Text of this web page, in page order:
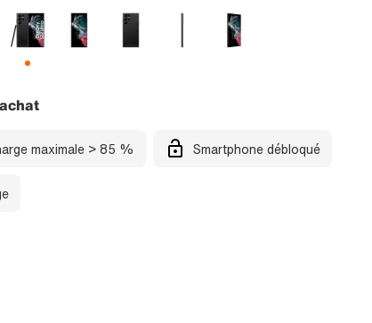
maximale > 85 % Smartphone débloqué